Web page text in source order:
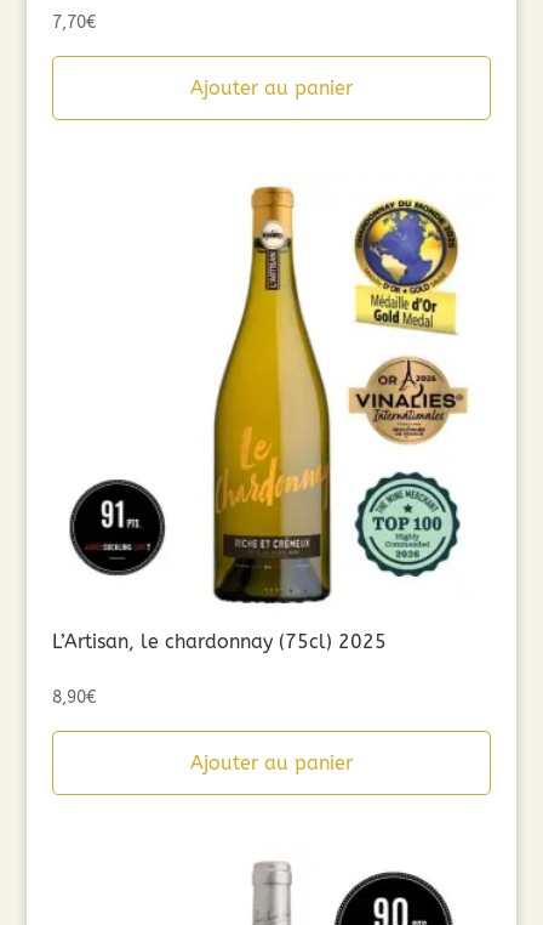
7,70€
Ajouter au panier
L’Artisan, le chardonnay (75cl) 2025
8,90€
Ajouter au panier